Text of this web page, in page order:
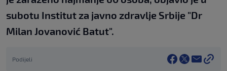
subotu Institut za javno zdravlje Srbije "Dr
Milan Jovanović Batut".
Podijeli